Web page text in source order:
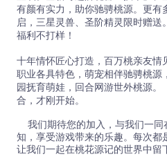
有颜有实力，助你驰骋桃源。更有
启，三星灵兽、圣阶精灵限时赠送
福利不打样！
十年情怀匠心打造，百万桃亲友情
职业各具特色，萌宠相伴驰骋桃源
园抚育萌娃，回合网游世外桃源。
合，才刚开始。
我们期待您的加入，与我们一同
知，享受游戏带来的乐趣。每次都
让我们一起在桃花源记的世界中留